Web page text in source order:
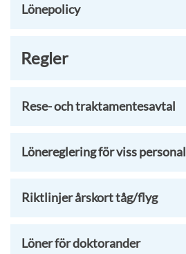
Lönepolicy
Regler
Rese- och traktamentesavtal
Lönereglering för viss personal
Riktlinjer årskort tåg/flyg
Löner för doktorander